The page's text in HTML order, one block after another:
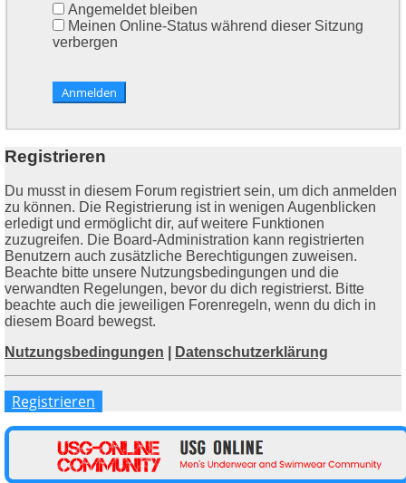
Angemeldet bleiben
Meinen Online-Status während dieser Sitzung
verbergen
Registrieren
Du musst in diesem Forum registriert sein, um dich anmelden
zu können. Die Registrierung ist in wenigen Augenblicken
erledigt und ermöglicht dir, auf weitere Funktionen
zuzugreifen. Die Board-Administration kann registrierten
Benutzern auch zusätzliche Berechtigungen zuweisen.
Beachte bitte unsere Nutzungsbedingungen und die
verwandten Regelungen, bevor du dich registrierst. Bitte
beachte auch die jeweiligen Forenregeln, wenn du dich in
diesem Board bewegst.
Nutzungsbedingungen
Datenschutzerklärung
Registrieren